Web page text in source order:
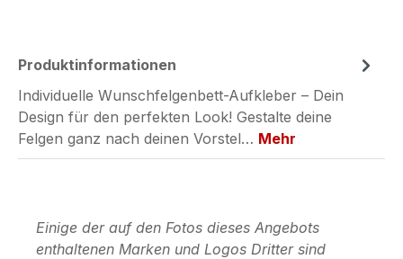
Produktinformationen
Individuelle Wunschfelgenbett-Aufkleber – Dein
Design für den perfekten Look! Gestalte deine
Felgen ganz nach deinen Vorstel… Mehr
Einige der auf den Fotos dieses Angebots
enthaltenen Marken und Logos Dritter sind